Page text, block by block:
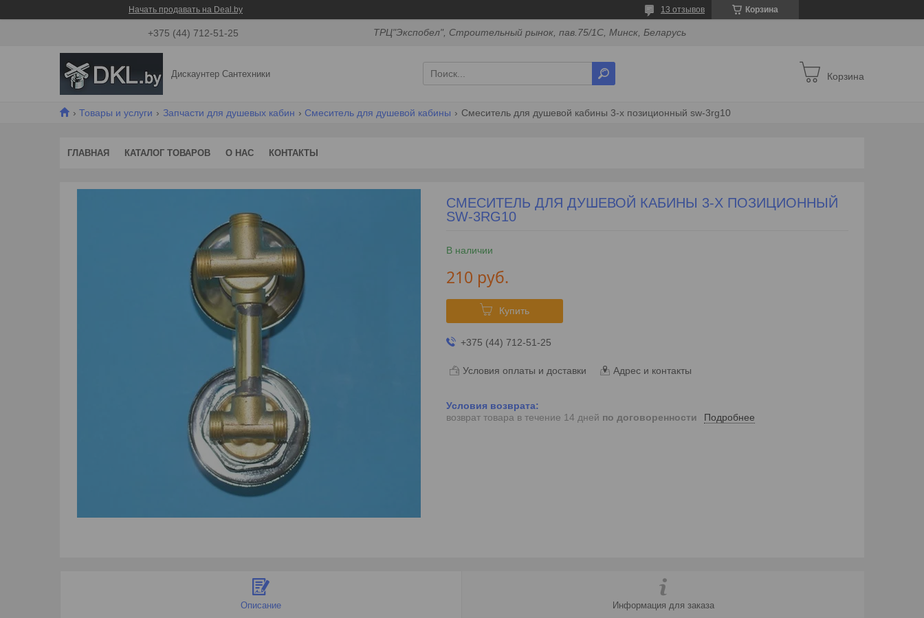
Начать продавать на Deal.by Корзина
13 отзывов
+375 (44) 712-51-25 ТРЦ"Экспобел", Строительный рынок, пав.75/1С, Минск, Беларусь
Дискаунтер Сантехники Корзина
Товары и услуги Запчасти для душевых кабин Смеситель для душевой кабины Смеситель для душевой кабины 3-х позиционный sw-3rg10
ГЛАВНАЯ КАТАЛОГ ТОВАРОВ О НАС КОНТАКТЫ
СМЕСИТЕЛЬ ДЛЯ ДУШЕВОЙ КАБИНЫ 3-Х ПОЗИЦИОННЫЙ
SW-3RG10
В наличии
210 руб.
Купить
+375 (44) 712-51-25
Условия оплаты и доставки Адрес и контакты
возврат товара в течение 14 дней по договоренности Подробнее
Описание Информация для заказа